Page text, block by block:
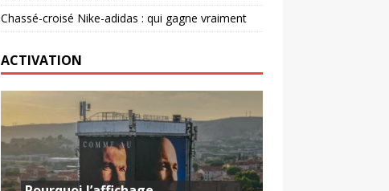
Chassé-croisé Nike-adidas : qui gagne vraiment
ACTIVATION